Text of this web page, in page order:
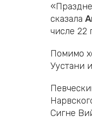
сказала
числе 22
Помимо
Уустани
Сигне